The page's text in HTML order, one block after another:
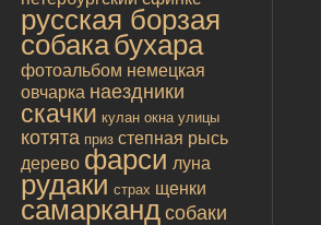
русская борзая
собакабухара
фотоальбом немецкая
овчарка наездники
скачки кулан окна улицы
котята приз степная рысь
дерево фарси луна
рудаки страх щенки
самарканд собаки